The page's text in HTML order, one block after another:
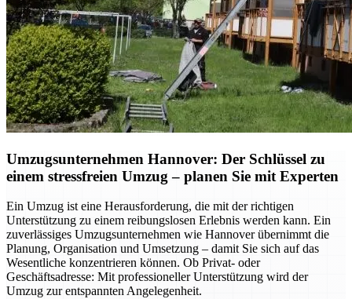
Umzugsunternehmen Hannover: Der Schlüssel zu
einem stressfreien Umzug – planen Sie mit Experten
Ein Umzug ist eine Herausforderung, die mit der richtigen
Unterstützung zu einem reibungslosen Erlebnis werden kann. Ein
zuverlässiges Umzugsunternehmen wie Hannover übernimmt die
Planung, Organisation und Umsetzung – damit Sie sich auf das
Wesentliche konzentrieren können. Ob Privat- oder
Geschäftsadresse: Mit professioneller Unterstützung wird der
Umzug zur entspannten Angelegenheit.